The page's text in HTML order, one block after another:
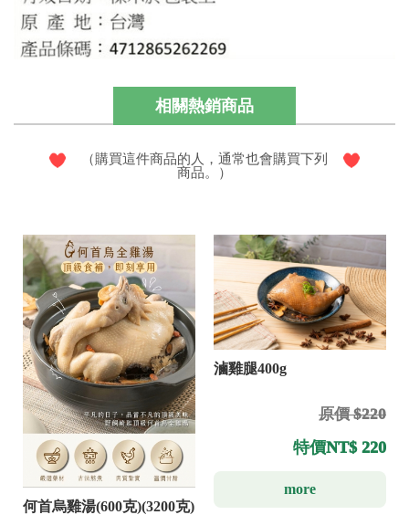
相關熱銷商品
（購買這件商品的人，通常也會購買下列
商品。）
何首烏雞湯(600克)(3200克)
滷雞腿400g
原價 $220
特價NT$ 220
more